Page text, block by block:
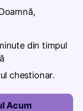
din timpul
chestionar.
Acum